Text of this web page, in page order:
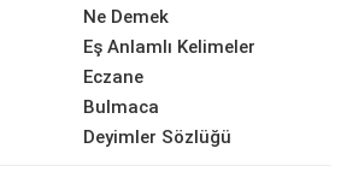
Ne Demek
Eş Anlamlı Kelimeler
Eczane
Bulmaca
Deyimler Sözlüğü